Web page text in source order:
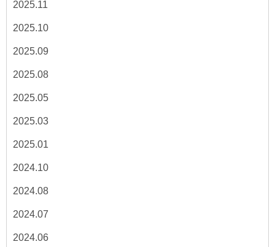
2025.11
2025.10
2025.09
2025.08
2025.05
2025.03
2025.01
2024.10
2024.08
2024.07
2024.06